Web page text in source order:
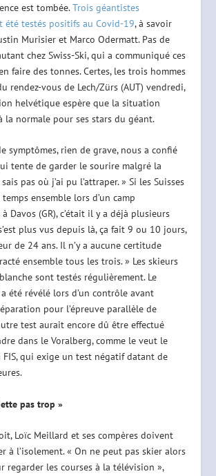
est tombée.Trois géantistes
été testés positifs au Covid-19, à savoir
Murisier et Marco Odermatt. Pas de
chez Swiss-Ski, qui a communiqué ces
faire des tonnes. Certes, les trois hommes
rendez-vous de Lech/Zürs (AUT) vendredi,
helvétique espère que la situation
la normale pour ses stars du géant.
symptômes, rien de grave, nous a confié
tente de garder le sourire malgré la
pas où j’ai pu l’attraper. » Si les Suisses
ensemble lors d’un camp
Davos (GR), c’était il y a déjà plusieurs
plus vus depuis là, ça fait 9 ou 10 jours,
de 24 ans. Il n’y a aucune certitude
ensemble tous les trois. » Les skieurs
sont testés régulièrement. Le
été révélé lors d’un contrôle avant
pour l’épreuve parallèle de
test aurait encore dû être effectué
dans le Voralberg, comme le veut le
qui exige un test négatif datant de
pas trop »
Loïc Meillard et ses compères doivent
à l’isolement. « On ne peut pas skier alors
regarder les courses à la télévision »,